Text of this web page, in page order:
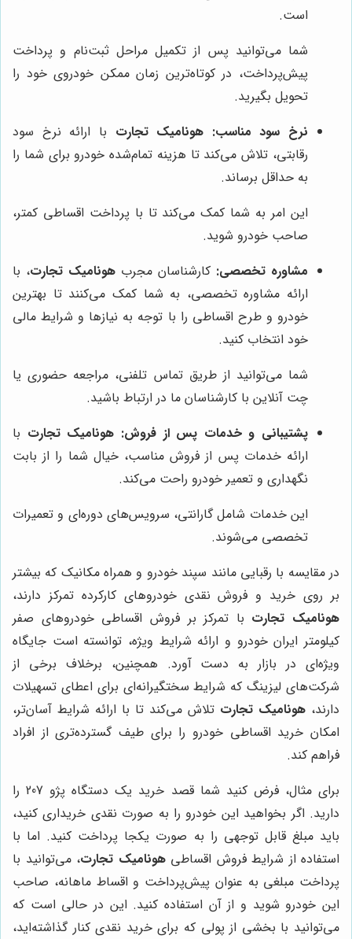
است.
شما می‌توانید پس از تکمیل مراحل ثبت‌نام و پرداخت
پیش‌پرداخت، در کوتاه‌ترین زمان ممکن خودروی خود را
تحویل بگیرید.
نرخ سود مناسب: هونامیک تجارت با ارائه نرخ سود
رقابتی، تلاش می‌کند تا هزینه تمام‌شده خودرو برای شما را
به حداقل برساند.
این امر به شما کمک می‌کند تا با پرداخت اقساطی کمتر،
صاحب خودرو شوید.
مشاوره تخصصی: کارشناسان مجرب هونامیک تجارت، با
ارائه مشاوره تخصصی، به شما کمک می‌کنند تا بهترین
خودرو و طرح اقساطی را با توجه به نیازها و شرایط مالی
خود انتخاب کنید.
شما می‌توانید از طریق تماس تلفنی، مراجعه حضوری یا
چت آنلاین با کارشناسان ما در ارتباط باشید.
پشتیبانی و خدمات پس از فروش: هونامیک تجارت با
ارائه خدمات پس از فروش مناسب، خیال شما را از بابت
نگهداری و تعمیر خودرو راحت می‌کند.
این خدمات شامل گارانتی، سرویس‌های دوره‌ای و تعمیرات
تخصصی می‌شوند.
در مقایسه با رقبایی مانند سپند خودرو و همراه مکانیک که بیشتر
بر روی خرید و فروش نقدی خودروهای کارکرده تمرکز دارند،
هونامیک تجارت با تمرکز بر فروش اقساطی خودروهای صفر
کیلومتر ایران خودرو و ارائه شرایط ویژه، توانسته است جایگاه
ویژه‌ای در بازار به دست آورد. همچنین، برخلاف برخی از
شرکت‌های لیزینگ که شرایط سختگیرانه‌ای برای اعطای تسهیلات
دارند، هونامیک تجارت تلاش می‌کند تا با ارائه شرایط آسان‌تر،
امکان خرید اقساطی خودرو را برای طیف گسترده‌تری از افراد
فراهم کند.
برای مثال، فرض کنید شما قصد خرید یک دستگاه پژو 207 را
دارید. اگر بخواهید این خودرو را به صورت نقدی خریداری کنید،
باید مبلغ قابل توجهی را به صورت یکجا پرداخت کنید. اما با
استفاده از شرایط فروش اقساطیهونامیک تجارت، می‌توانید با
پرداخت مبلغی به عنوان پیش‌پرداخت و اقساط ماهانه، صاحب
این خودرو شوید و از آن استفاده کنید. این در حالی است که
می‌توانید با بخشی از پولی که برای خرید نقدی کنار گذاشته‌اید،